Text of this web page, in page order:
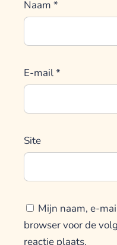
Naam *
E-mail*
Site
Mijn naam, e-
browser voor de
reactie plaats.